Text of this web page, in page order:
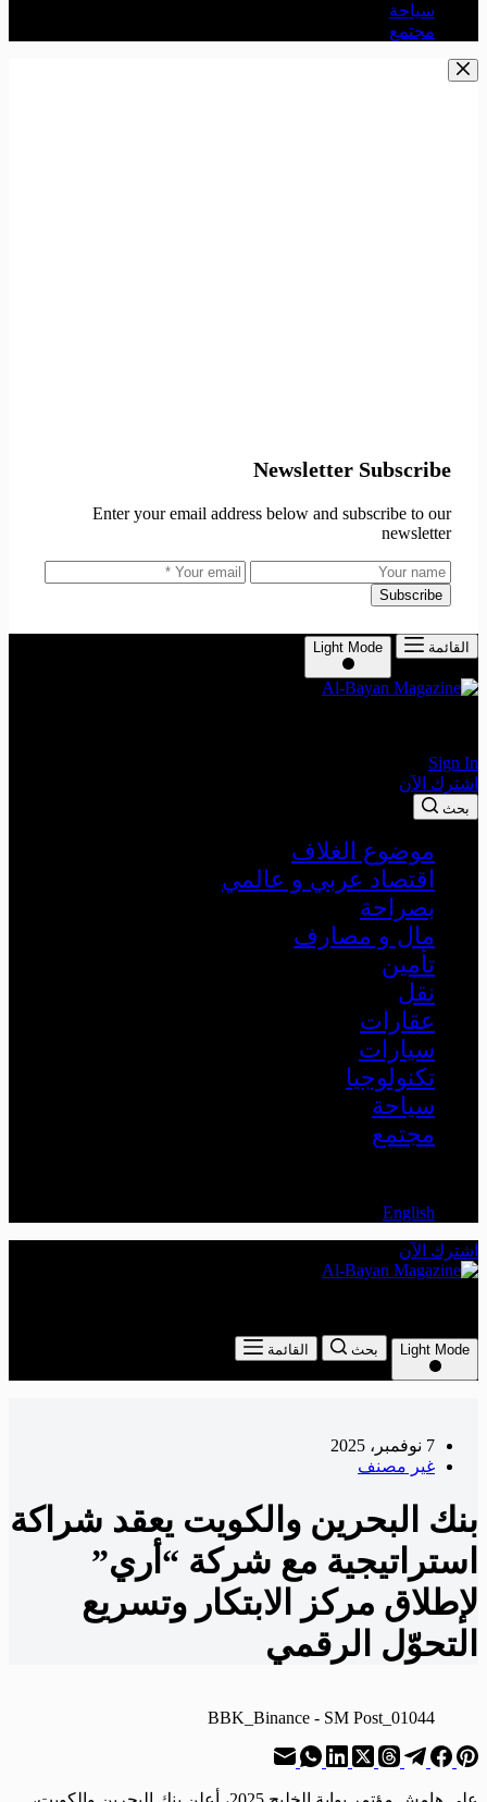
سياحة
مجتمع
Newsletter Subscribe
Enter your email address below and subscribe to our
newsletter
Subscribe
القائمة Light Mode
Sign In
اشترك الآن
بحث
موضوع الغلاف
اقتصاد عربي و عالمي
بصراحة
مال و مصارف
تأمين
نقل
عقارات
سيارات
تكنولوجيا
سياحة
مجتمع
English
اشترك الآن
Light Mode بحث القائمة
7 نوفمبر، 2025
غير مصنف
بنك البحرين والكويت يعقد شراكة
استراتيجية مع شركة “أري”
لإطلاق مركز الابتكار وتسريع
التحوّل الرقمي
01044_BBK_Binance - SM Post